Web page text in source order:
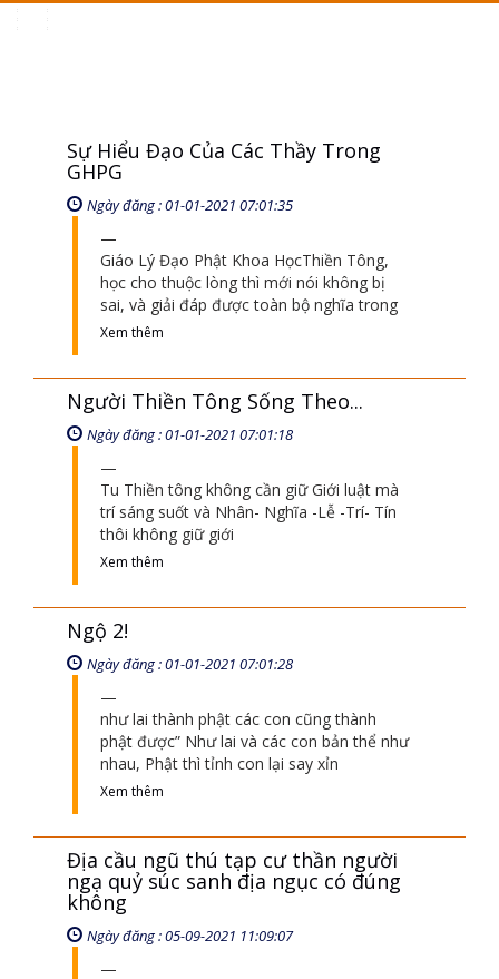
Sự Hiểu Đạo Của Các Thầy Trong
GHPG
Ngày đăng : 01-01-2021 07:01:35
Giáo Lý Đạo Phật Khoa HọcThiền Tông,
học cho thuộc lòng thì mới nói không bị
sai, và giải đáp được toàn bộ nghĩa trong
Xem thêm
Người Thiền Tông Sống Theo...
Ngày đăng : 01-01-2021 07:01:18
Tu Thiền tông không cần giữ Giới luật mà
trí sáng suốt và Nhân- Nghĩa -Lễ -Trí- Tín
thôi không giữ giới
Xem thêm
Ngộ 2!
Ngày đăng : 01-01-2021 07:01:28
như lai thành phật các con cũng thành
phật được” Như lai và các con bản thể như
nhau, Phật thì tỉnh con lại say xỉn
Xem thêm
Địa cầu ngũ thú tạp cư thần người
ngạ quỷ súc sanh địa ngục có đúng
không
Ngày đăng : 05-09-2021 11:09:07